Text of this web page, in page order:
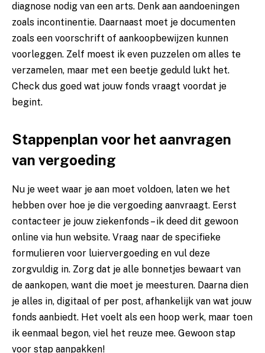
diagnose nodig van een arts. Denk aan aandoeningen
zoals incontinentie. Daarnaast moet je documenten
zoals een voorschrift of aankoopbewijzen kunnen
voorleggen. Zelf moest ik even puzzelen om alles te
verzamelen, maar met een beetje geduld lukt het.
Check dus goed wat jouw fonds vraagt voordat je
begint.
Stappenplan voor het aanvragen
van vergoeding
Nu je weet waar je aan moet voldoen, laten we het
hebben over hoe je die vergoeding aanvraagt. Eerst
contacteer je jouw ziekenfonds – ik deed dit gewoon
online via hun website. Vraag naar de specifieke
formulieren voor luiervergoeding en vul deze
zorgvuldig in. Zorg dat je alle bonnetjes bewaart van
de aankopen, want die moet je meesturen. Daarna dien
je alles in, digitaal of per post, afhankelijk van wat jouw
fonds aanbiedt. Het voelt als een hoop werk, maar toen
ik eenmaal begon, viel het reuze mee. Gewoon stap
voor stap aanpakken!